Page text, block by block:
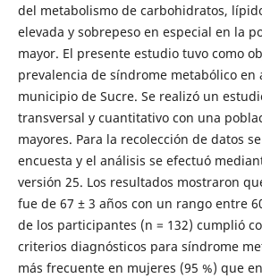
del metabolismo de carbohidratos,
elevada y sobrepeso en especial en la
mayor. El presente estudio tuvo como
prevalencia de síndrome metabólico en
municipio de Sucre. Se realizó un
transversal y cuantitativo con una
mayores. Para la recolección de datos
encuesta y el análisis se efectuó
versión 25. Los resultados mostraron
fue de 67 ± 3 años con un rango entre
de los participantes (n = 132) cumplió
criterios diagnósticos para síndrome
más frecuente en mujeres (95 %) que